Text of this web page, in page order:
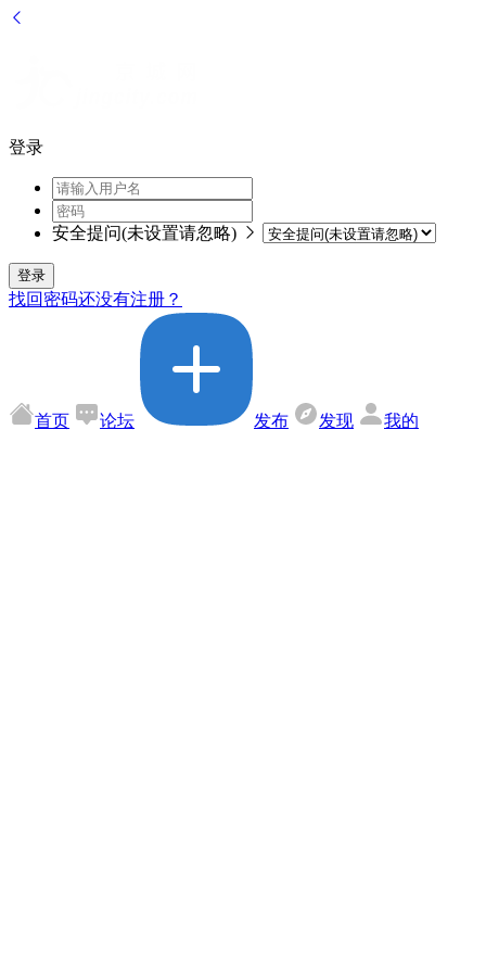
登录
安全提问(未设置请忽略)
登录
找回密码还没有注册？
首页 论坛 发布 发现 我的